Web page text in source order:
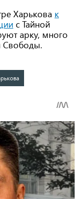
Харькова к
с Тайной
арку, много
Свободы.